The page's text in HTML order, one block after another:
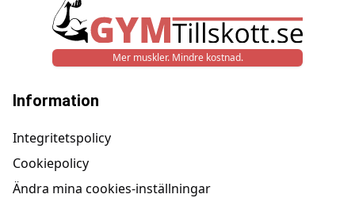
Mer muskler. Mindre kostnad.
Information
Integritetspolicy
Cookiepolicy
Ändra mina cookies-inställningar